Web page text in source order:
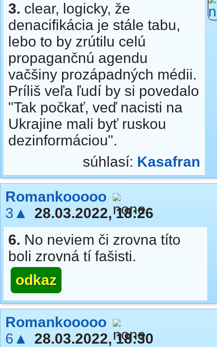
3. clear, logicky, že
denacifikácia je stále tabu,
lebo to by zrútilu celú
propagančnú agendu
vačšiny prozápadných médii.
Príliš veľa ľudí by si povedalo
"Tak počkať, veď nacisti na
Ukrajine mali byť ruskou
dezinformáciou".
súhlasí: Kasafran
Romankooooo
3▲
28.03.2022, 18:26
6. No neviem či zrovna títo
boli zrovná tí fašisti.
odkaz
Romankooooo
6▲
28.03.2022, 18:30